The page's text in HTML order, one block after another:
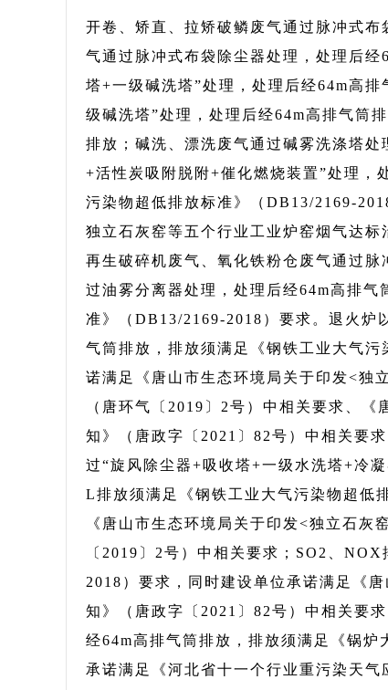
开卷、矫直、拉矫破鳞废气通过脉冲式
气通过脉冲式布袋除尘器处理，处理后
塔+一级碱洗塔”处理，处理后经64m高
级碱洗塔”处理，处理后经64m高排气筒
排放；碱洗、漂洗废气通过碱雾洗涤塔
+活性炭吸附脱附+催化燃烧装置”处理，
污染物超低排放标准》（DB13/2169-
独立石灰窑等五个行业工业炉窑烟气达
再生破碎机废气、氧化铁粉仓废气通过
过油雾分离器处理，处理后经64m高排
准》（DB13/2169-2018）要求。退火炉
气筒排放，排放须满足《钢铁工业大气
诺满足《唐山市生态环境局关于印发<独
（唐环气〔2019〕2号）中相关要求、
知》（唐政字〔2021〕82号）中相关要
过“旋风除尘器+吸收塔+一级水洗塔+冷
L排放须满足《钢铁工业大气污染物超低
《唐山市生态环境局关于印发<独立石
〔2019〕2号）中相关要求；SO2、
2018）要求，同时建设单位承诺满足《
知》（唐政字〔2021〕82号）中相关要
经64m高排气筒排放，排放须满足《锅
承诺满足《河北省十一个行业重污染天